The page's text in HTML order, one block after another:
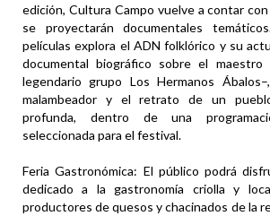
edición, Cultura Campo vuelve a contar
se proyectarán documentales
películas explora el ADN folklórico y su
documental biográfico sobre el
legendario grupo Los Hermanos
malambeador y el retrato de un
profunda, dentro de una
seleccionada para el festival.
Feria Gastronómica: El público podrá
dedicado a la gastronomía criolla y
productores de quesos y chacinados de la